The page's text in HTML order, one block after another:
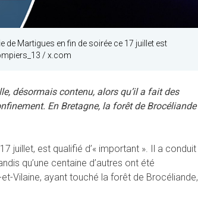
de Martigues en fin de soirée ce 17 juillet est
/ x.com
désormais contenu, alors qu’il a fait des
En Bretagne, la forêt de Brocéliande
juillet, est qualifié d’« important ». Il a conduit
qu’une centaine d’autres ont été
Vilaine, ayant touché la forêt de Brocéliande,